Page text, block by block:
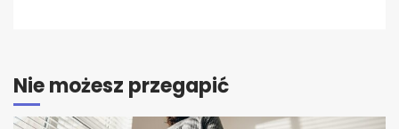
Nie możesz przegapić